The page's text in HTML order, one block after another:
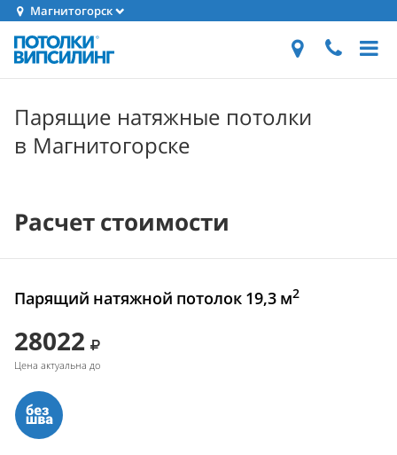
Магнитогорск
Парящие натяжные потолки
в Магнитогорске
Расчет стоимости
Парящий натяжной потолок 19,3 м2
28022
Цена актуальна до